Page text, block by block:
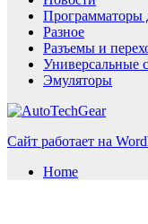
Программаторы
Разное
Разъемы и
Универсальные
Эмуляторы
Сайт работает на
Home